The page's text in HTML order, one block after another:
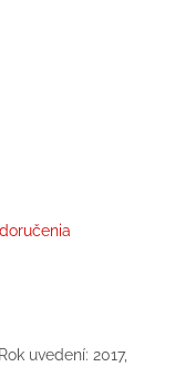
uvedení: 2017,